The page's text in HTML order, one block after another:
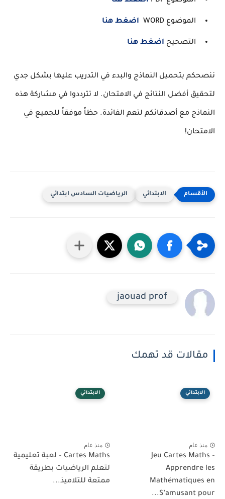
الموضوع WORD اضغط هنا
التصحيح اضغط هنا
ننصحكم بتحميل النماذج والبدء في التدريب عليها بشكل جدي
لتحقيق أفضل النتائج في الامتحان. لا تترددوا في مشاركة هذه
النماذج مع أصدقائكم لتعم الفائدة. حظاً موفقاً للجميع في
الامتحان!
الابتدائي الرياضيات السادس ابتدائي
jaouad prof
مقالات قد تهمك
الابتدائي
منذ عام
Jeu Cartes Maths –
Apprendre les
Mathématiques en
S’amusant pour...
الابتدائي
منذ عام
Cartes Maths – لعبة تعليمية
لتعلم الرياضيات بطريقة
ممتعة للتلاميذ...